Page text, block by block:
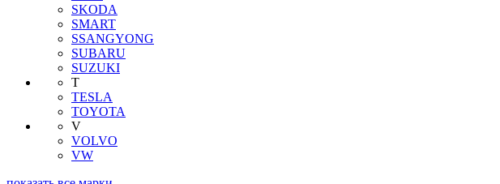
SKODA
SMART
SSANGYONG
SUBARU
SUZUKI
T
TESLA
TOYOTA
V
VOLVO
VW